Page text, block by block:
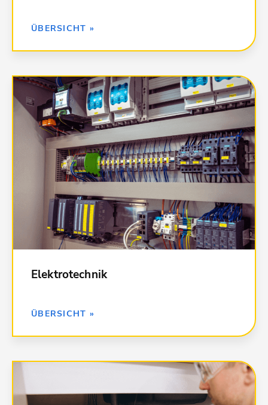
ÜBERSICHT »
Elektrotechnik
ÜBERSICHT »
Kalkulationsdaten für alle Leistungen in
Elektrotechnik:
050 Blitzschutz-/ Erdungsanlagen,
Überspannungsschutz
051 Kabelleitungstiefbauarbeiten
052 Mittelspannungsanlagen
Verlegesysteme, Installationsgeräte
054 Niederspannungsanlagen; Verteilersysteme
und Einbaugeräte
058 Leuchten und Lampen
059 Sicherheitsbeleuchtungsanlagen
Kalkulationsdaten für alle Leistungen in
Sanitärinstallation: